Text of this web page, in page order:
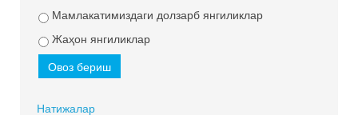
Мамлакатимиздаги долзарб янгиликлар
Жаҳон янгиликлар
Натижалар